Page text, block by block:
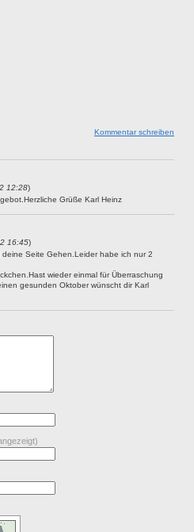
Kommentar schreiben
12:28)
Grüße Karl Heinz
16:45)
deine Seite Gehen.Leider habe ich nur 2
wieder einmal für Überraschung
gesunden Oktober wünscht dir Karl